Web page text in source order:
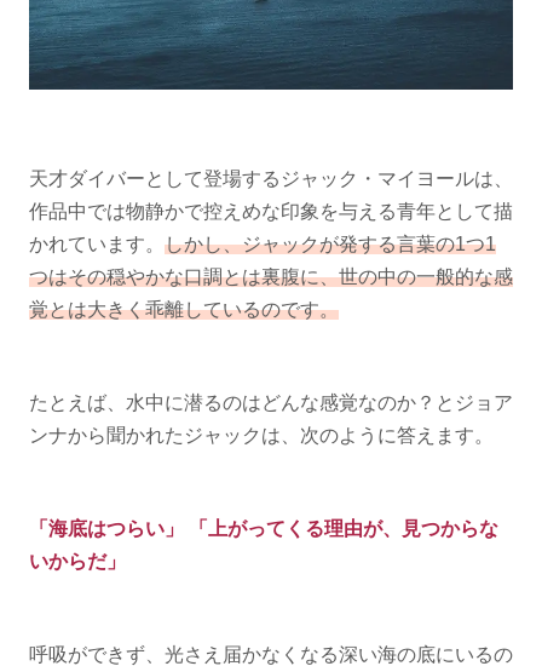
天才ダイバーとして登場するジャック・マイヨールは、
作品中では物静かで控えめな印象を与える青年として描
かれています。 しかし、ジャックが発する言葉の1つ1
つはその穏やかな口調とは裏腹に、世の中の一般的な感
覚とは大きく乖離しているのです。
たとえば、水中に潜るのはどんな感覚なのか？とジョア
ンナから聞かれたジャックは、次のように答えます。
「海底はつらい」 「上がってくる理由が、見つからな
いからだ」
呼吸ができず、光さえ届かなくなる深い海の底にいるの